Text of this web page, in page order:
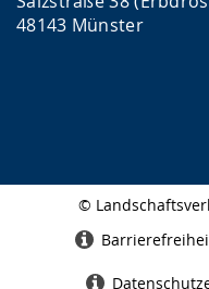
48143 Münster
©